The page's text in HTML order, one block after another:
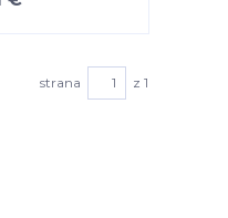
strana z 1